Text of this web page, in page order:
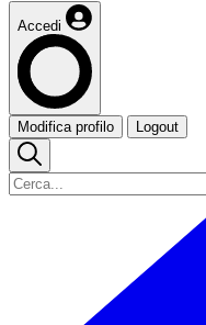
Accedi
Modifica profilo Logout